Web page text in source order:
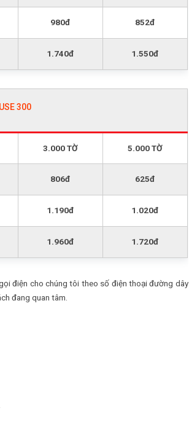
980đ 852đ
1.740đ 1.550đ
300
3.000 TỜ 5.000 TỜ
806đ 625đ
1.190đ 1.020đ
1.960đ 1.720đ
điện cho chúng tôi theo số điện thoại đường dây
đang quan tâm.